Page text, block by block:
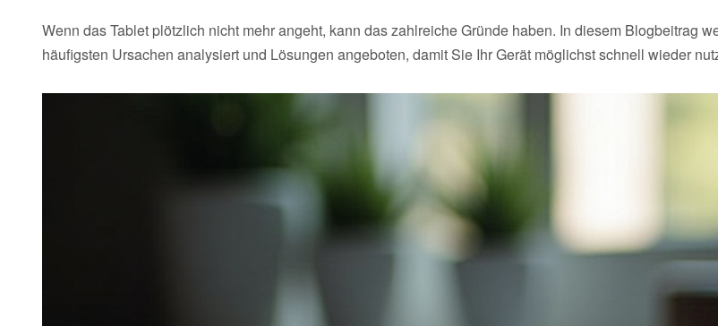
Wenn das Tablet plötzlich nicht mehr angeht, kann das zahlreiche Gründe haben. In diesem Blogbeitrag
häufigsten Ursachen analysiert und Lösungen angeboten, damit Sie Ihr Gerät möglichst schnell wieder